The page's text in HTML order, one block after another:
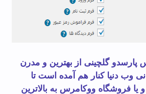
گلچینی از بهترین و مدرن
وب دنیا کنار هم آمده است تا
فروشگاه ووکامرس به بالاترین